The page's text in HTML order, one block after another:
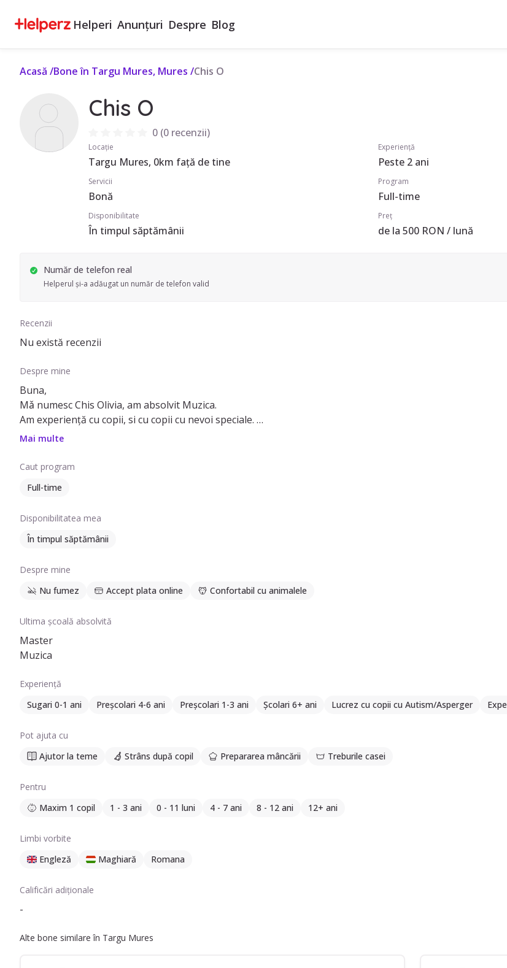
Helperi Anunțuri Despre Blog
Acasă /Bone în Targu Mures, Mures /Chis O
Chis O
0(0 recenzii)
Locație
Targu Mures, 0km față de tine
Experiență
Peste 2 ani
Servicii
Bonă
Program
Full-time
Disponibilitate
În timpul săptămânii
Preț
de la 500 RON / lună
Număr de telefon real
Helperul și-a adăugat un număr de telefon valid
Recenzii
Nu există recenzii
Despre mine
Buna,
Mǎ numesc Chis Olivia, am absolvit Muzica.
Am experiență cu copii, si cu copii cu nevoi speciale.
Îmi place să lucrez cu copiii, să predau muzică și să cânt la chitară, în timpul meu liber. Îmi place să fiu în
Mai multe
Caut program
Full-time
Disponibilitatea mea
În timpul săptămânii
Despre mine
Nu fumez
Accept plata online Confortabil cu animalele
Ultima școală absolvită
Master
Muzica
Experiență
Sugari 0-1 ani
Preșcolari 4-6 ani Preșcolari 1-3 ani Școlari 6+ ani Lucrez cu copii cu Autism/Asperger
Pot ajuta cu
Ajutor la teme
Strâns după copil Prepararea mâncării Treburile casei
Pentru
Maxim 1 copil
1 - 3 ani 0 - 11 luni 4 - 7 ani 8 - 12 ani 12+ ani
Limbi vorbite
Engleză
Maghiară Romana
Calificări adiționale
-
Alte bone similare în Targu Mures